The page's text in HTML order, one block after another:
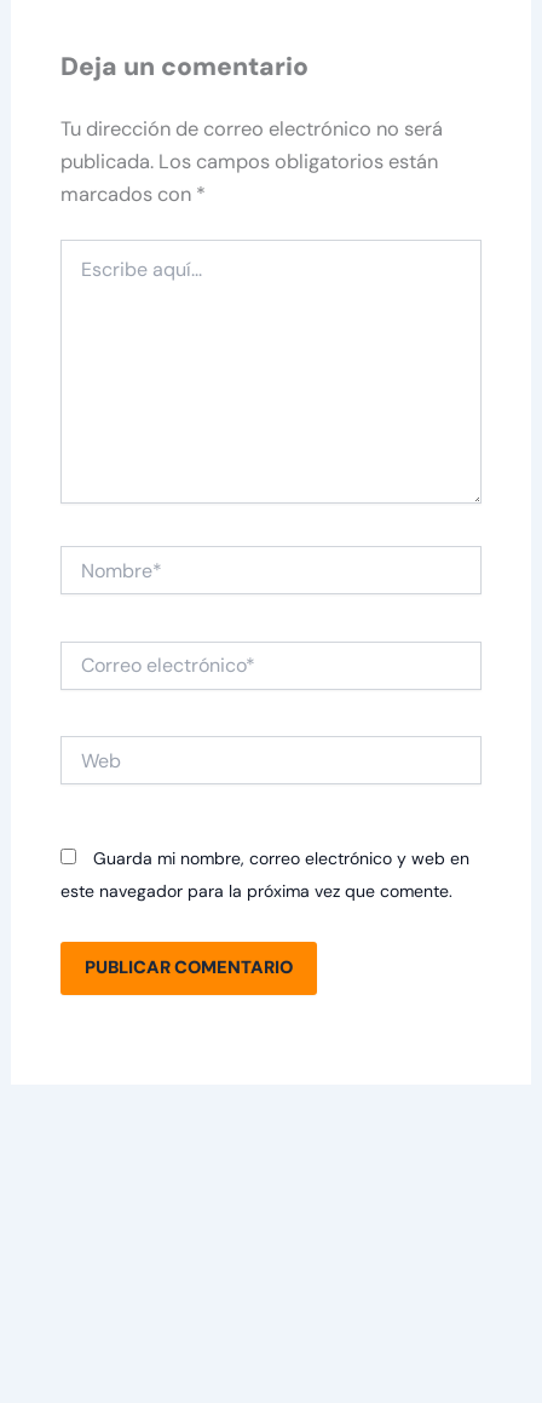
Deja un comentario
Tu dirección de correo electrónico no será
publicada. Los campos obligatorios están
marcados con *
aquí...
Correo
electrónico*
Guarda mi nombre, correo electrónico y web en
este navegador para la próxima vez que comente.